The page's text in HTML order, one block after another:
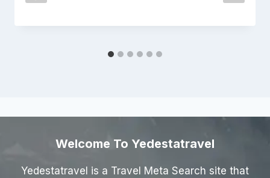
Welcome To Yedestatravel
Yedestatravel is a Travel Meta Search site that